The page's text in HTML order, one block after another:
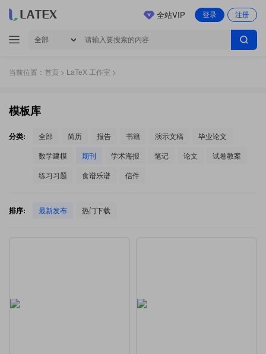
登录 注册
全站VIP
当前位置： 首页 > LaTeX 工作室 >
模板库
分类: 全部 简历 报告 书籍 演示文稿
毕业论文
数学建模
期刊 学术海报 笔记 论文
试卷教案
练习习题
食谱乐谱 信件
排序: 最新发布 热门下载